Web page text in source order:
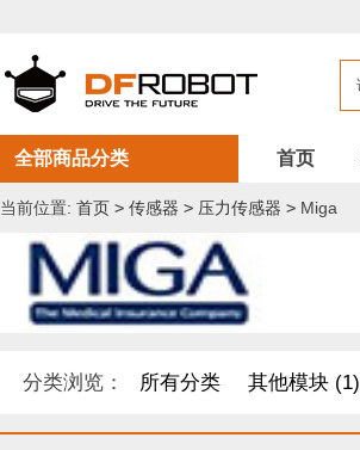
全部商品分类 首页
当前位置: 首页 > 传感器 > 压力传感器 > Miga
分类浏览： 所有分类 其他模块 (1)